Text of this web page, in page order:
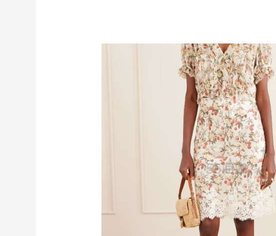
Suit Negozi：夏季大促！DVN 麂皮运动鞋
BELK：美妆闪促！入手雅诗兰黛、
MAC、芭比布朗等
8天12小时
24天6小时